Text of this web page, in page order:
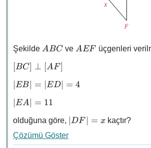
Şekilde ABC
ABC ve AEF
AEF üçgenleri
[BC]
[AF]
[BC] ⊥ [AF ]
\abs{EB}
\abs{ED}
= 4
∣EB∣ = ∣ED∣ = 4
\abs{EA}
∣EA∣ = 11
olduğuna göre, \abs{DF}
∣DF ∣ = xkaçtır?
Çözümü Göster